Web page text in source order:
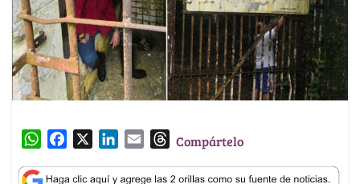
W
a
c
n
a
T
r
Compártelo